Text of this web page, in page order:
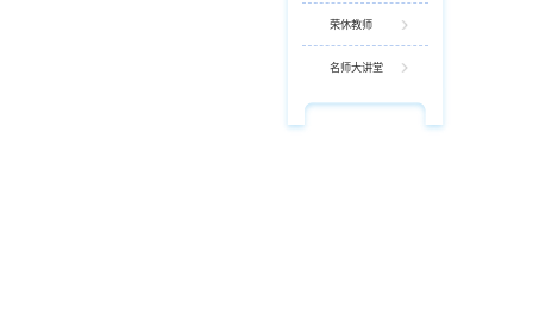
荣休教师
名师大讲堂